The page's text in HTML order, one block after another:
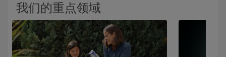
我们的重点领域